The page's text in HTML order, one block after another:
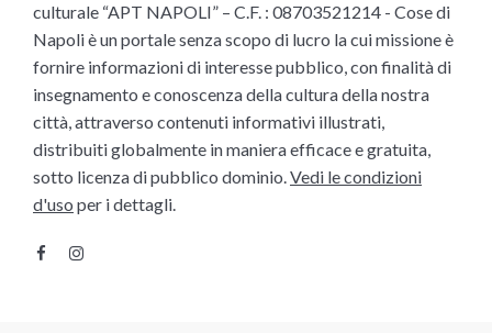
culturale “APT NAPOLI” – C.F. : 08703521214 - Cose di
Napoli è un portale senza scopo di lucro la cui missione è
fornire informazioni di interesse pubblico, con finalità di
insegnamento e conoscenza della cultura della nostra
città, attraverso contenuti informativi illustrati,
distribuiti globalmente in maniera efficace e gratuita,
sotto licenza di pubblico dominio.Vedi le condizioni
d'uso per i dettagli.